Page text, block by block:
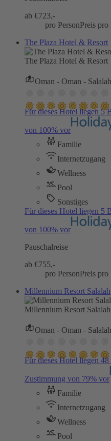
ab €723,-
pro PersonPreis pro
The Plaza Hotel & Resort
The Plaza Hotel & Resort
Oman - Oman - Salalah
Für dieses Hotel liegen 5
von 100% vor
Familie
Internetzugang
Wellness
Pool
Sonstiges
Für dieses Hotel liegen 5
von 100% vor
Pauschalreise
ab €755,-
pro PersonPreis pro
Millennium Resort Salalah
Millennium Resort Salalah
Oman - Oman - Salalah
Für dieses Hotel liegen
Zustimmung von 79% vor
Familie
Internetzugang
Wellness
Pool